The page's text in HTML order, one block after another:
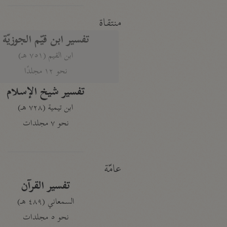
منتقاة
تفسير ابن قيّم الجوزيّة
ابن القيم (٧٥١ هـ)
نحو ١٢ مجلدًا
تفسير شيخ الإسلام
ابن تيمية (٧٢٨ هـ)
نحو ٧ مجلدات
عامّة
تفسير القرآن
السمعاني (٤٨٩ هـ)
نحو ٥ مجلدات